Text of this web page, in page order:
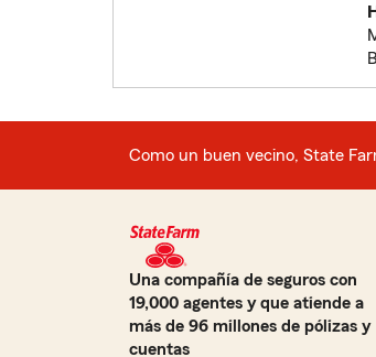
Como un buen vecino, State
Una compañía de seguros con
19,000 agentes y que atiende a
más de 96 millones de pólizas y
cuentas